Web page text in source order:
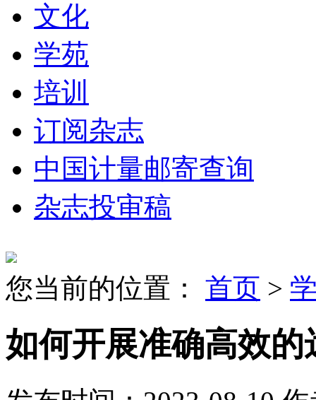
文化
学苑
培训
订阅杂志
中国计量邮寄查询
杂志投审稿
您当前的位置： 首页 >
如何开展准确高效的